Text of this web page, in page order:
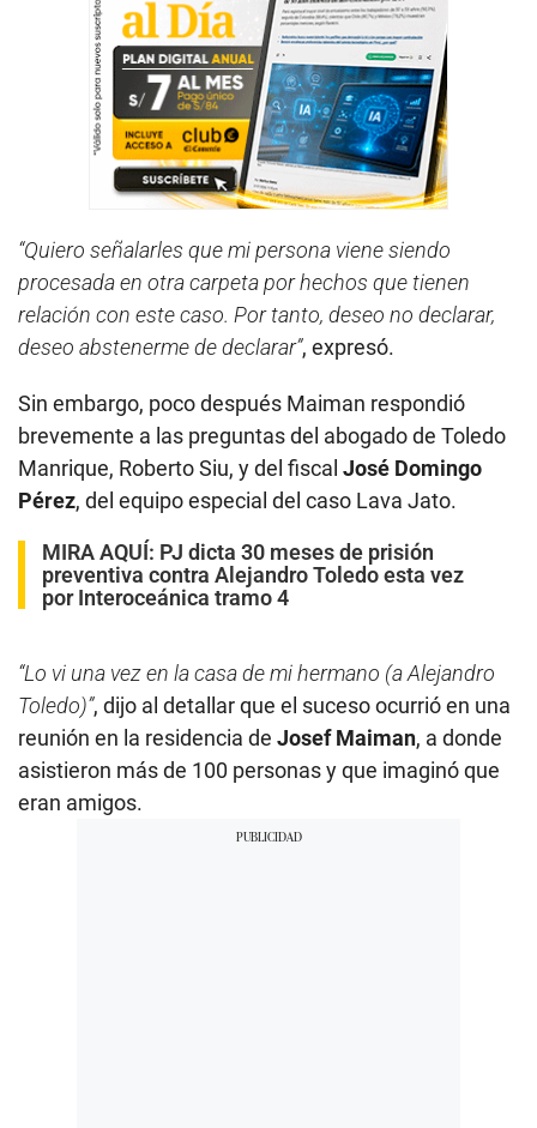
“Quiero señalarles que mi persona viene siendo
procesada en otra carpeta por hechos que tienen
relación con este caso. Por tanto, deseo no declarar,
deseo abstenerme de declarar”, expresó.
Sin embargo, poco después Maiman respondió
brevemente a las preguntas del abogado de Toledo
Manrique, Roberto Siu, y del fiscal José Domingo
Pérez, del equipo especial del caso Lava Jato.
MIRA AQUÍ: PJ dicta 30 meses de prisión
preventiva contra Alejandro Toledo esta vez
por Interoceánica tramo 4
“Lo vi una vez en la casa de mi hermano (a Alejandro
Toledo)”, dijo al detallar que el suceso ocurrió en una
reunión en la residencia de Josef Maiman, a donde
asistieron más de 100 personas y que imaginó que
eran amigos.